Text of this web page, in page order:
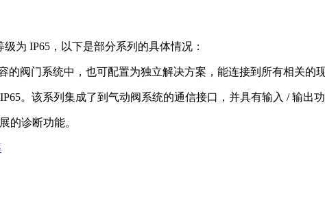
为 IP65，以下是部分系列的具体情况：
的阀门系统中，也可配置为独立解决方案，能连接到所有相关的
。该系列集成了到气动阀系统的通信接口，并具有输入 / 输出功
的诊断功能。